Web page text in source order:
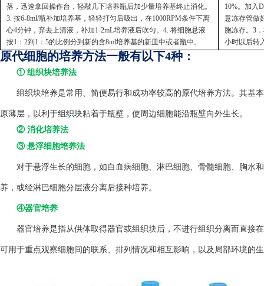
落，迅速拿回操作台，轻敲几下培养瓶后加少量培养基终止消化。
3. 按6-8ml/瓶补加培养基，轻轻打匀后吸出，在1000RPM条件下离
心4分钟，弃去上清液，补加1-2mL培养液后吹匀。4. 将细胞悬液
按1：2到1：5的比例分到新的含8ml培养基的新皿中或者瓶中。
10%。加入
意冻存管做
胞冻存。3
小时以后转
原代细胞的培养方法一般有以下4种：
① 组织块培养法
组织块培养是常用、简便易行和成功率较高的原代培养方法。其基
原薄层，以利于组织块粘着于瓶壁，使周边细胞能沿瓶壁向外生长。
② 消化培养法
③ 悬浮细胞培养法
对于悬浮生长的细胞，如白血病细胞、淋巴细胞、骨髓细胞、胸水
养，或经淋巴细胞分层液分离后接种培养。
④器官培养
器官培养是指从供体取得器官或组织块后，不进行组织分离而直接
可用于重点观察细胞间的联系、排列情况和相互影响，以及局部环境的